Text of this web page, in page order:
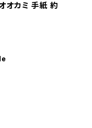
オカミ 手紙 約